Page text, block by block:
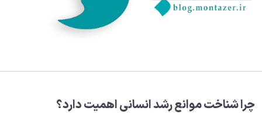
مسیر کیست؟
چرا شناخت موانع رشد انسانی اهمیت دارد؟